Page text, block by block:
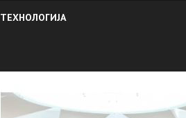
ТЕХНОЛОГИЈА